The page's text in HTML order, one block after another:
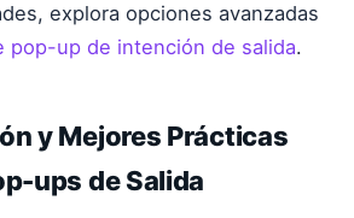
explora opciones avanzadas
pop-up de intención de salida.
y Mejores Prácticas
ups de Salida